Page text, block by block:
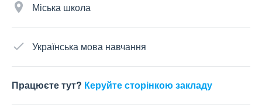
Міська школа
Українська мова навчання
Працюєте тут? Керуйте сторінкою закладу